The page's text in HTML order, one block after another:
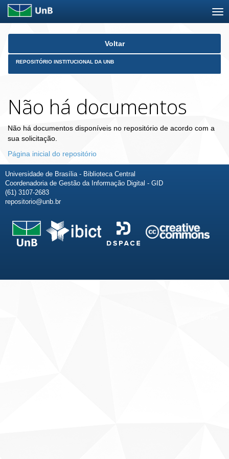
Skip
Voltar
REPOSITÓRIO INSTITUCIONAL DA UNB
Não há documentos
Não há documentos disponíveis no repositório de acordo com a
sua solicitação.
Página inicial do repositório
Universidade de Brasília - Biblioteca Central
Coordenadoria de Gestão da Informação Digital - GID
(61) 3107-2683
repositorio@unb.br